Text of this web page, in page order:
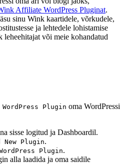
Affiliate WordPress Pluginat.
sinu Wink kaartidele, võrkudele,
ja lehtedele lohistamise
leheehitajat või meie kohandatud
Plugin oma WordPressi
sisse logitud ja Dashboardil.
New Plugin.
Plugin.
alla laadida ja oma saidile